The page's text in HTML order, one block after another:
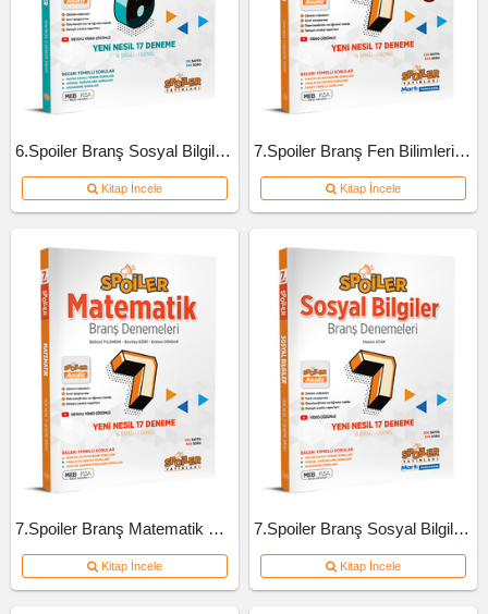
6.Spoiler Branş Sosyal Bilgiler Deneme
Kitap İncele
7.Spoiler Branş Fen Bilimleri Deneme
Kitap İncele
7.Spoiler Branş Matematik Deneme
Kitap İncele
7.Spoiler Branş Sosyal Bilgiler Deneme
Kitap İncele